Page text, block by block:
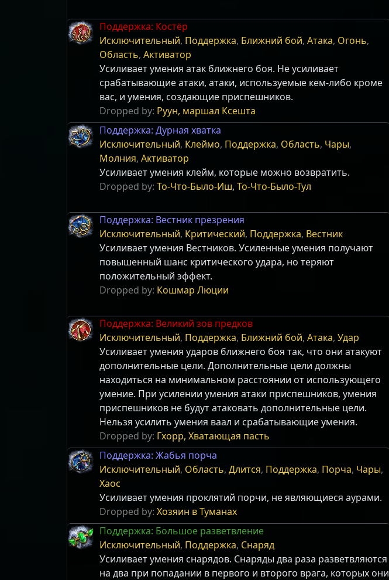
Поддержка: Костёр
Исключительный, Поддержка, Ближний бой, Атака, Огонь,
Область, Активатор
Усиливает умения атак ближнего боя. Не усиливает
срабатывающие атаки, атаки, используемые кем-либо кроме
вас, и умения, создающие приспешников.
Dropped by: Руун, маршал Ксешта
Поддержка: Дурная хватка
Исключительный, Клеймо, Поддержка, Область, Чары,
Молния, Активатор
Усиливает умения клейм, которые можно возвратить.
Dropped by: То-Что-Было-Иш, То-Что-Было-Тул
Поддержка: Вестник презрения
Исключительный, Критический, Поддержка, Вестник
Усиливает умения Вестников. Усиленные умения получают
повышенный шанс критического удара, но теряют
положительный эффект.
Dropped by: Кошмар Люции
Поддержка: Великий зов предков
Исключительный, Поддержка, Ближний бой, Атака, Удар
Усиливает умения ударов ближнего боя так, что они атакуют
дополнительные цели. Дополнительные цели должны
находиться на минимальном расстоянии от использующего
умение. При усилении умения атаки приспешников, умения
приспешников не будут атаковать дополнительные цели.
Нельзя усилить умения ваал и срабатывающие умения.
Dropped by: Гхорр, Хватающая пасть
Поддержка: Жабья порча
Исключительный, Область, Длится, Поддержка, Порча, Чары,
Хаос
Усиливает умения проклятий порчи, не являющиеся аурами.
Dropped by: Хозяин в Туманах
Поддержка: Большое разветвление
Исключительный, Поддержка, Снаряд
Усиливает умения снарядов. Снаряды два раза разветвляются
на два при попадании в первого и второго врага, которых они